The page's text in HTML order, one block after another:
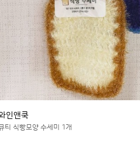
인앤쿡
티 식빵모양 수세미 1개